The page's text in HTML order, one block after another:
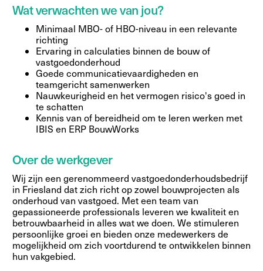
Wat verwachten we van jou?
Minimaal MBO- of HBO-niveau in een relevante
richting
Ervaring in calculaties binnen de bouw of
vastgoedonderhoud
Goede communicatievaardigheden en
teamgericht samenwerken
Nauwkeurigheid en het vermogen risico's goed in
te schatten
Kennis van of bereidheid om te leren werken met
IBIS en ERP BouwWorks
Over de werkgever
Wij zijn een gerenommeerd vastgoedonderhoudsbedrijf
in Friesland dat zich richt op zowel bouwprojecten als
onderhoud van vastgoed. Met een team van
gepassioneerde professionals leveren we kwaliteit en
betrouwbaarheid in alles wat we doen. We stimuleren
persoonlijke groei en bieden onze medewerkers de
mogelijkheid om zich voortdurend te ontwikkelen binnen
hun vakgebied.